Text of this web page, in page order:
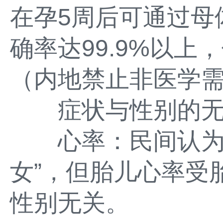
在孕5周后可通过
确率达99.9%以上
（内地禁止非医学
症状与性别的无
心率：民间认为
女”，但胎儿心率受
性别无关。